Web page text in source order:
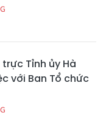
Tỉnh ủy Hà
với Ban Tổ chức